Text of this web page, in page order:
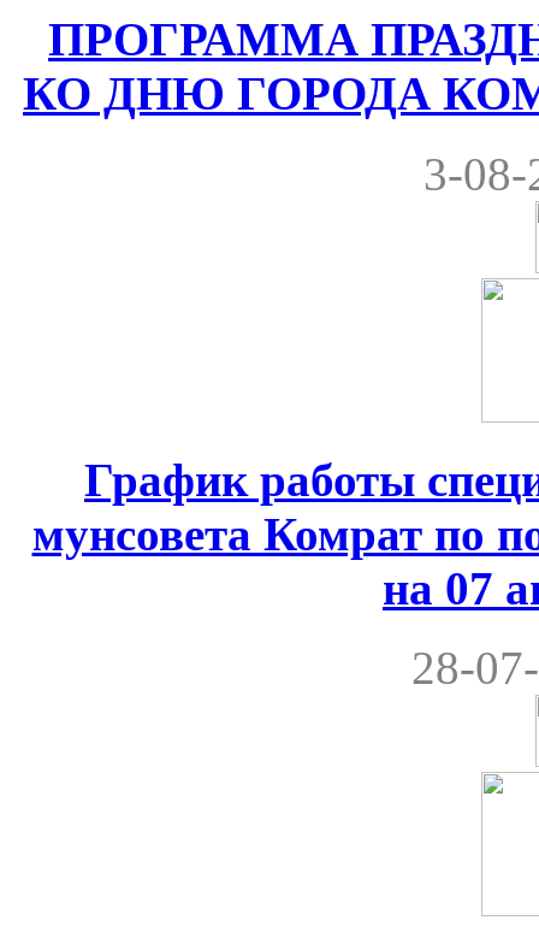
ПРОГРАММА
КО ДНЮ ГОРОДА
3-08-
График работы
мунсовета Комрат по
на 07
28-